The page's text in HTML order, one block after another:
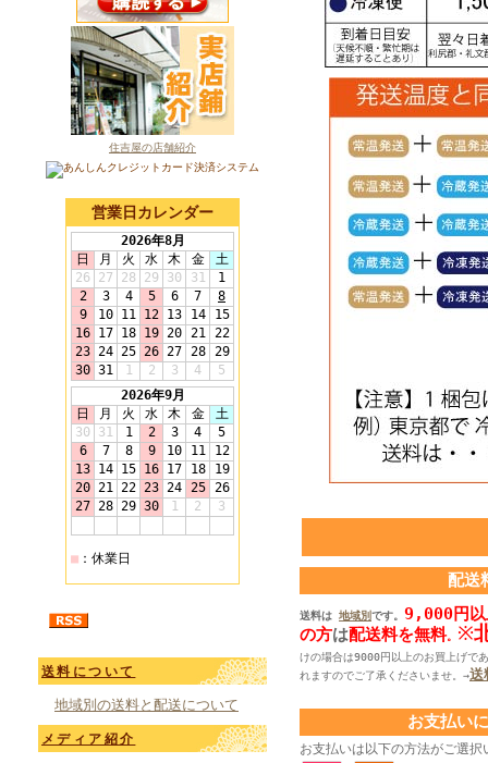
住吉屋の店舗紹介
営業日カレンダー
送料について
地域別の送料と配送について
メディア紹介
配送
送料は 地域別です。 9,000円以
の方は配送料を無料。 ※
けの場合は9000円以上のお買上げで
れますのでご了承くださいませ。→送
お支払い
お支払いは以下の方法がご選択